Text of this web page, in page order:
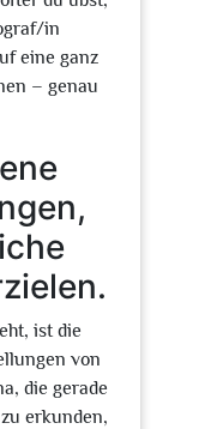
in
eine ganz
– genau
ist die
von
die gerade
erkunden,